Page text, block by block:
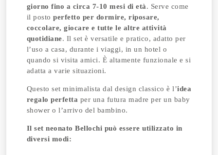
giorno fino a circa 7-10 mesi di età. Serve come
il postoperfetto per dormire, riposare,
coccolare, giocare e tutte le altre attività
quotidiane. Il set è versatile e pratico, adatto per
l’uso a casa, durante i viaggi, in un hotel o
quando si visita amici. È altamente funzionale e si
adatta a varie situazioni.
Questo set minimalista dal design classico è l’idea
regalo perfetta per una futura madre per un baby
shower o l’arrivo del bambino.
Il set neonato Bellochi può essere utilizzato in
diversi modi: